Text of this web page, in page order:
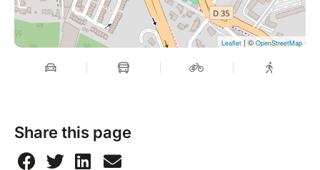
Leaflet | ©OpenStreetMap
Share this page